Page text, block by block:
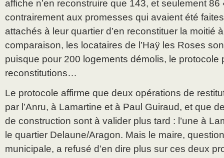
affiche n’en reconstruire que 143, et seulement 86
contrairement aux promesses qui avaient été
attachés à leur quartier d’en reconstituer la moitié
comparaison, les locataires de l’Haÿ les Roses
puisque pour 200 logements démolis, le protocole
reconstitutions…
Le protocole affirme que deux opérations de
par l’Anru, à Lamartine et à Paul Guiraud, et que
de construction sont à valider plus tard : l’une à
le quartier Delaune/Aragon. Mais le maire,
municipale, a refusé d’en dire plus sur ces deux